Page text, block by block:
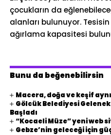
çocukların da
alanları bulunuyor.
ağırlama kapasitesi
Bunu da beğenebilirsin
Macera, doğa ve keşif
Gölcük Belediyesi
Başladı
“Kocaeli Müze” yeni web
Gebze’nin geleceği için